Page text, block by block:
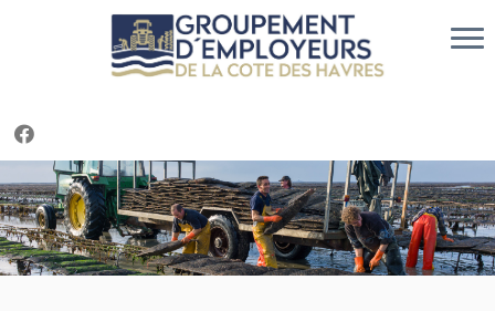
au
contenu
Cookies management panel